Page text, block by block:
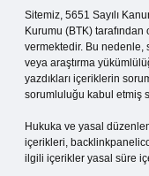
Sitemiz, 5651 Sayılı
Kurumu (BTK) tarafından
vermektedir. Bu nedenle,
veya araştırma
yazdıkları içeriklerin
sorumluluğu kabul etmiş
Hukuka ve yasal
içerikleri,
ilgili içerikler yasal süre